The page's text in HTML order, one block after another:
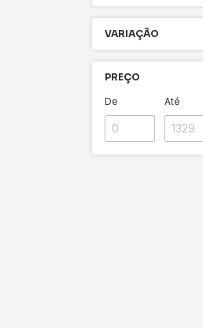
VARIAÇÃO
PREÇO
De Até